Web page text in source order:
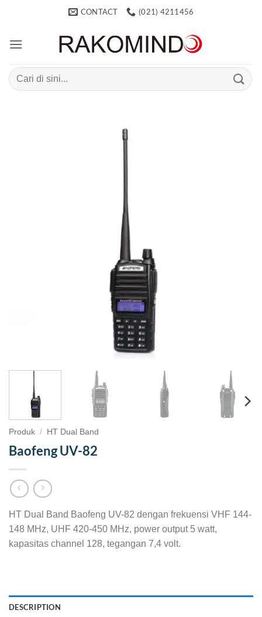
CONTACT (021) 4211456
Search
for:
Produk / HT Dual Band
Baofeng UV-82
HT Dual Band Baofeng UV-82 dengan frekuensi VHF 144-
148 MHz, UHF 420-450 MHz, power output 5 watt,
kapasitas channel 128, tegangan 7,4 volt.
DESCRIPTION